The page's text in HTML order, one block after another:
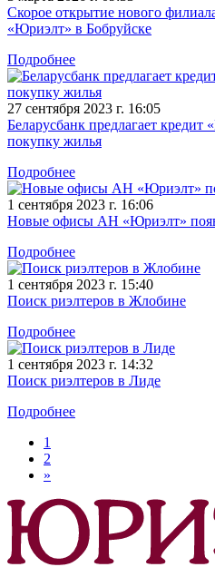
Скорое открытие нового
«Юриэлт» в Бобруйске
Подробнее
27 сентября 2023 г. 16:05
Беларусбанк предлагает кредит
покупку жилья
Подробнее
1 сентября 2023 г. 16:06
Новые офисы АН «Юриэлт»
Подробнее
1 сентября 2023 г. 15:40
Поиск риэлтеров в Жлобине
Подробнее
1 сентября 2023 г. 14:32
Поиск риэлтеров в Лиде
Подробнее
1
2
»